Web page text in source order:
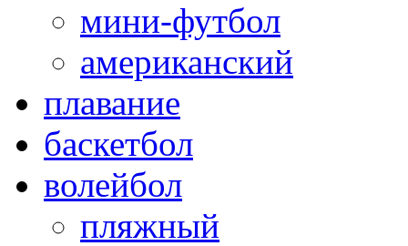
мини-футбол
американский
плавание
баскетбол
волейбол
пляжный